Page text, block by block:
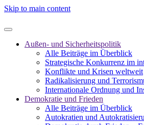
Skip to main content
Außen- und Sicherheitspolitik
Alle Beiträge im Überblick
Strategische Konkurrenz im
Konflikte und Krisen weltweit
Radikalisierung und
Internationale Ordnung und
Demokratie und Frieden
Alle Beiträge im Überblick
Autokratien und